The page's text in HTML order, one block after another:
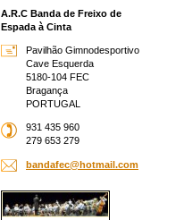
A.R.C Banda de Freixo de
Espada à Cinta
Pavilhão Gimnodesportivo
Cave Esquerda
5180-104 FEC
Bragança
PORTUGAL
931 435 960
279 653 279
bandafec@hotmail.com